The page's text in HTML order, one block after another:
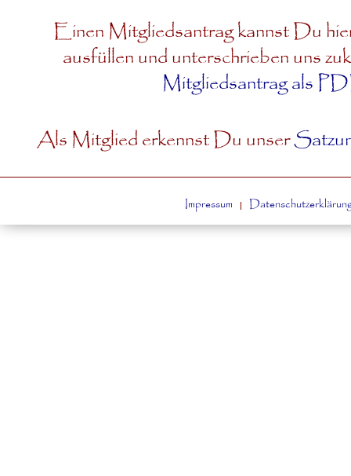
Einen Mitgliedsantrag kannst Du
ausfüllen und unterschrieben uns
Mitgliedsantrag als
Als Mitglied erkennst Du unser
Impressum